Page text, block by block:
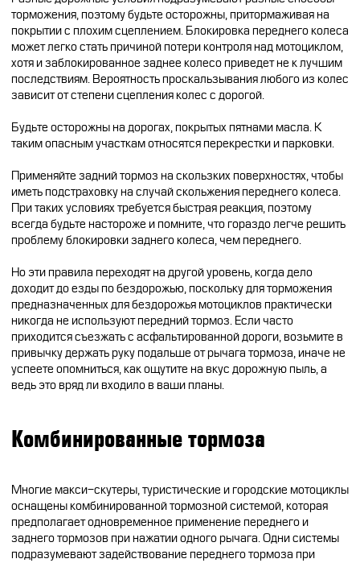
торможения, поэтому будьте осторожны, притормаживая на
покрытии с плохим сцеплением. Блокировка переднего колеса
может легко стать причиной потери контроля над мотоциклом,
хотя и заблокированное заднее колесо приведет не к лучшим
последствиям. Вероятность проскальзывания любого из колес
зависит от степени сцепления колес с дорогой.
Будьте осторожны на дорогах, покрытых пятнами масла. К
таким опасным участкам относятся перекрестки и парковки.
Применяйте задний тормоз на скользких поверхностях, чтобы
иметь подстраховку на случай скольжения переднего колеса.
При таких условиях требуется быстрая реакция, поэтому
всегда будьте настороже и помните, что гораздо легче решить
проблему блокировки заднего колеса, чем переднего.
Но эти правила переходят на другой уровень, когда дело
доходит до езды по бездорожью, поскольку для торможения
предназначенных для бездорожья мотоциклов практически
никогда не используют передний тормоз. Если часто
приходится съезжать с асфальтированной дороги, возьмите в
привычку держать руку подальше от рычага тормоза, иначе не
успеете опомниться, как ощутите на вкус дорожную пыль, а
ведь это вряд ли входило в ваши планы.
Комбинированные тормоза
Многие макси-скутеры, туристические и городские мотоциклы
оснащены комбинированной тормозной системой, которая
предполагает одновременное применение переднего и
заднего тормозов при нажатии одного рычага. Одни системы
подразумевают задействование переднего тормоза при